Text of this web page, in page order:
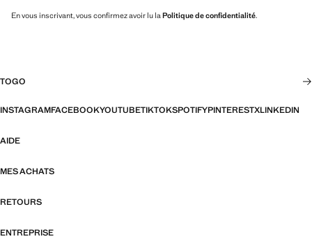
En vous inscrivant, vous confirmez avoir lu la Politique de confidentialité.
TOGO
INSTAGRAMFACEBOOKYOUTUBETIKTOKSPOTIFYPINTERESTXLINKEDIN
AIDE
MES ACHATS
RETOURS
ENTREPRISE